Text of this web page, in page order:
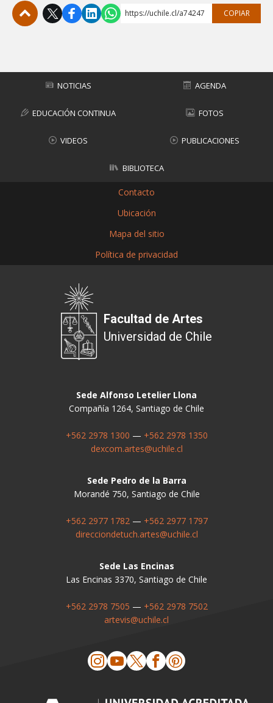
https://uchile.cl/a74247 COPIAR
NOTICIAS AGENDA
EDUCACIÓN CONTINUA FOTOS
VIDEOS PUBLICACIONES
BIBLIOTECA
Contacto
Ubicación
Mapa del sitio
Política de privacidad
Facultad de Artes
Universidad de Chile
Sede Alfonso Letelier Llona
Compañía 1264, Santiago de Chile
+562 2978 1300 — +562 2978 1350
dexcom.artes@uchile.cl
Sede Pedro de la Barra
Morandé 750, Santiago de Chile
+562 2977 1782— +562 2977 1797
direcciondetuch.artes@uchile.cl
Sede Las Encinas
Las Encinas 3370, Santiago de Chile
+562 2978 7505 — +562 2978 7502
artevis@uchile.cl